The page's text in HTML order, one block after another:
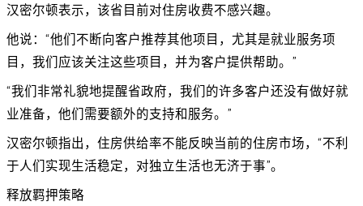
汉密尔顿表示，该省目前对住房收费不感兴趣。
他说：“他们不断向客户推荐其他项目，尤其是就业服务项
目，我们应该关注这些项目，并为客户提供帮助。”
“我们非常礼貌地提醒省政府，我们的许多客户还没有做好就
业准备，他们需要额外的支持和服务。”
汉密尔顿指出，住房供给率不能反映当前的住房市场，“不利
于人们实现生活稳定，对独立生活也无济于事”。
释放羁押策略